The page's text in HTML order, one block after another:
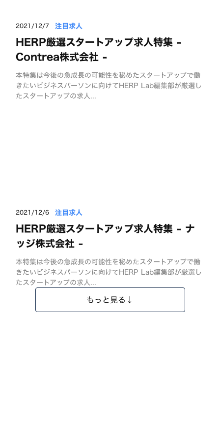
2021/12/7 注目求人
HERP厳選スタートアップ求人特集 -
Contrea株式会社 -
本特集は今後の急成長の可能性を秘めたスタートアップで働
きたいビジネスパーソンに向けてHERP Lab編集部が厳選し
たスタートアップの求人...
2021/12/6 注目求人
HERP厳選スタートアップ求人特集 - ナ
ッジ株式会社 -
本特集は今後の急成長の可能性を秘めたスタートアップで働
きたいビジネスパーソンに向けてHERP Lab編集部が厳選し
たスタートアップの求人...
もっと見る↓